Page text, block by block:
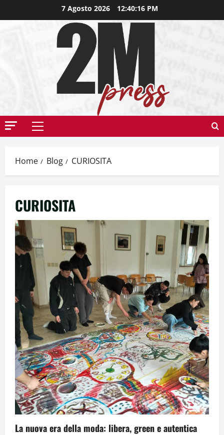
7 Agosto 2026 12:40:17 PM
Home Blog CURIOSITA
CURIOSITA
La nuova era della moda: libera, green e autentica